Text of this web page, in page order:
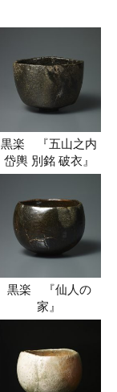
黒楽 『五山之内
岱輿 別銘 破衣』
黒楽 『仙人の
家』